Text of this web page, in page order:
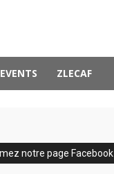
EVENTS ZLECAF
notre page Facebook